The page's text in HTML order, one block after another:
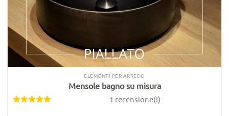
ELEMENTI PER ARREDO
Mensole bagno su misura
1 recensione(i)